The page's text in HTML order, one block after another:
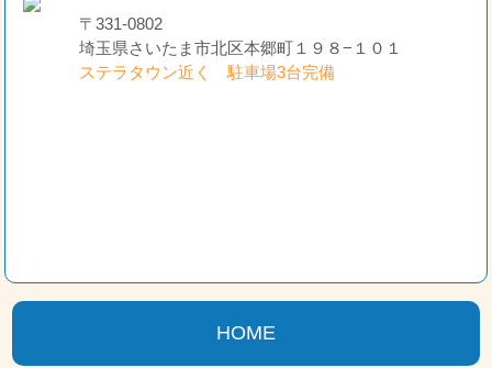
〒331-0802
埼玉県さいたま市北区本郷町１９８−１０１
ステラタウン近く 駐車場3台完備
HOME